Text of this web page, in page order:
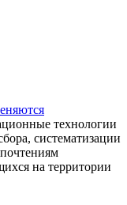
технологии
систематизации
на территории